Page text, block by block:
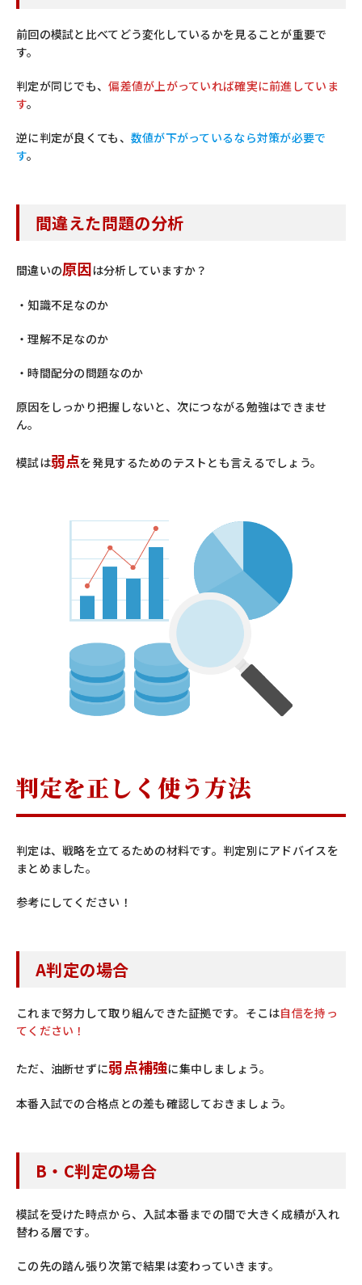
前回の模試と比べてどう変化しているかを見ることが重要で
す。
判定が同じでも、偏差値が上がっていれば確実に前進していま
す。
逆に判定が良くても、 数値が下がっているなら対策が必要で
す。
間違えた問題の分析
間違いの原因は分析していますか？
・知識不足なのか
・理解不足なのか
・時間配分の問題なのか
原因をしっかり把握しないと、次につながる勉強はできませ
ん。
模試は弱点を発見するためのテストとも言えるでしょう。
判定を正しく使う方法
判定は、戦略を立てるための材料です。判定別にアドバイスを
まとめました。
参考にしてください！
A判定の場合
これまで努力して取り組んできた証拠です。そこは自信を持っ
てください！
ただ、油断せずに弱点補強に集中しましょう。
本番入試での合格点との差も確認しておきましょう。
B・C判定の場合
模試を受けた時点から、入試本番までの間で大きく成績が入れ
替わる層です。
この先の踏ん張り次第で結果は変わっていきます。